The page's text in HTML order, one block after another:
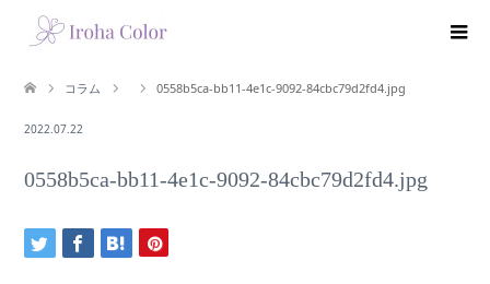
コラム 0558b5ca-bb11-4e1c-9092-84cbc79d2fd4.jpg
2022.07.22
0558b5ca-bb11-4e1c-9092-84cbc79d2fd4.jpg